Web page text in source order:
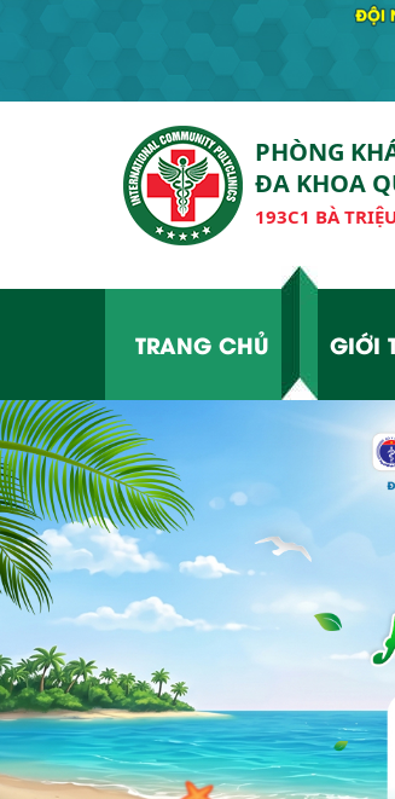
PHÒNG
ĐA KHOA
193C1 BÀ
TRANG CHỦ GIỚI